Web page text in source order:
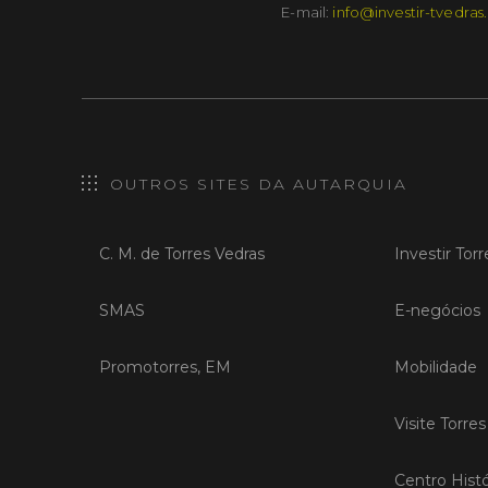
E-mail: info@investir-
OUTROS SITES DA AUTARQUIA
C. M. de Torres Vedras
SMAS
Promotorres, EM
Investir
E-negócios
Mobilidade
Visite
Centro